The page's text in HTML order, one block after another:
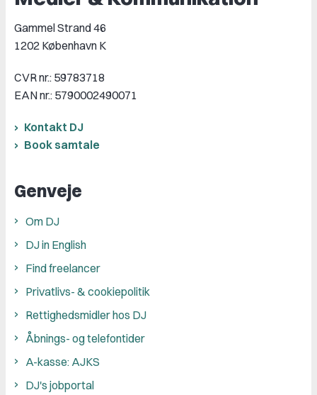
Gammel Strand 46
1202 København K
CVR nr.: 59783718
EAN nr.: 5790002490071
Kontakt DJ
Book samtale
Genveje
Om DJ
DJ in English
Find freelancer
Privatlivs- & cookiepolitik
Rettighedsmidler hos DJ
Åbnings- og telefontider
A-kasse: AJKS
DJ's jobportal